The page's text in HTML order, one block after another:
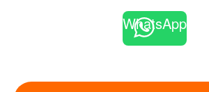
WhatsApp